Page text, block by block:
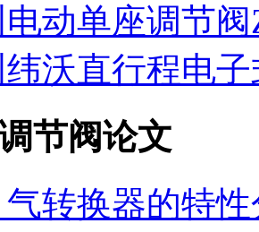
动单座调节阀
沃直行程电
节阀论文
气转换器的特